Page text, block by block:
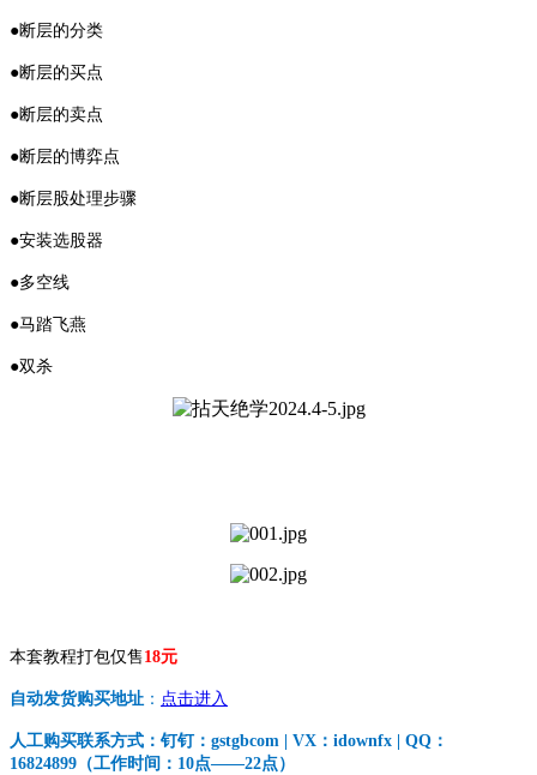
●断层的分类
●断层的买点
●断层的卖点
●断层的博弈点
●断层股处理步骤
●安装选股器
●多空线
●马踏飞燕
●双杀
本套教程打包仅售18元
自动发货购买地址 ： 点击进入
人工购买联系方式：钉钉：gstgbcom | VX：idownfx | QQ：
16824899（工作时间：10点——22点）